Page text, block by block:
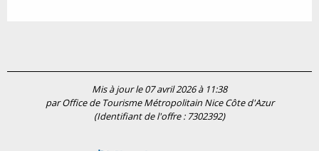
Mis à jour le 07 avril 2026 à 11:38
par Office de Tourisme Métropolitain Nice Côte d'Azur
(Identifiant de l'offre : 7302392)